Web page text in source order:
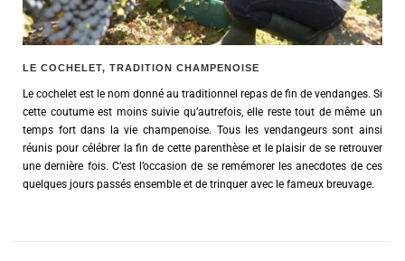
LE COCHELET, TRADITION CHAMPENOISE
Le cochelet est le nom donné au traditionnel repas de fin de vendanges. Si
cette coutume est moins suivie qu’autrefois, elle reste tout de même un
temps fort dans la vie champenoise. Tous les vendangeurs sont ainsi
réunis pour célébrer la fin de cette parenthèse et le plaisir de se retrouver
une dernière fois. C’est l’occasion de se remémorer les anecdotes de ces
quelques jours passés ensemble et de trinquer avec le fameux breuvage.